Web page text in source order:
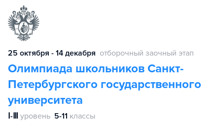
25 октября - 14 декабря отборочный заочный этап
Олимпиада школьников Санкт-
Петербургского государственного
университета
Ⅰ-Ⅲ уровень 5-11 классы